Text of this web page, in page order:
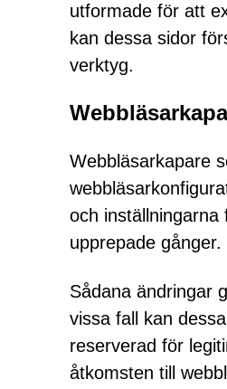
utformade för att
kan dessa sidor
verktyg.
Webbläsarkapare
och
upprepade gånger.
Sådana ändringar
vissa fall kan
reserverad för
åtkomsten till